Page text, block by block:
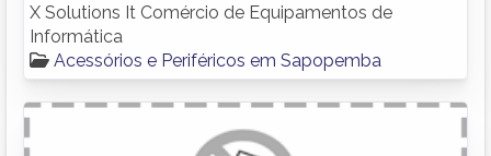
X Solutions It Comércio de Equipamentos de
Informática
Acessórios e Periféricos em Sapopemba